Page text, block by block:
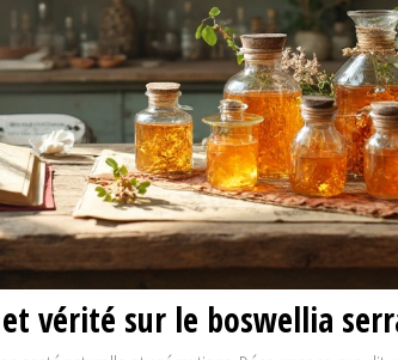
vérité sur le boswellia